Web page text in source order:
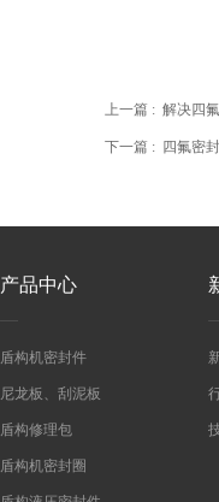
上一篇 : 解决四
下一篇 : 四氟密
产品中心
盾构机密封件
尼龙板、刮泥板
盾构修理包
盾构机密封圈